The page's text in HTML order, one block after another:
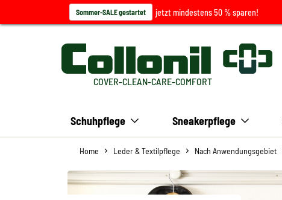
Sommer-SALE gestartet jetzt mindestens 50 % sparen!
COVER-CLEAN-CARE-COMFORT
Schuhpflege Sneakerpflege
Home Leder & Textilpflege Nach Anwendungsgebiet